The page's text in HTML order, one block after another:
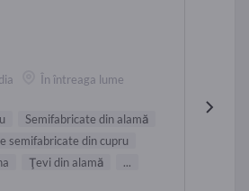
În întreaga lume
Semifabricate din alamă
semifabricate din cupru
Ţevi din alamă ...